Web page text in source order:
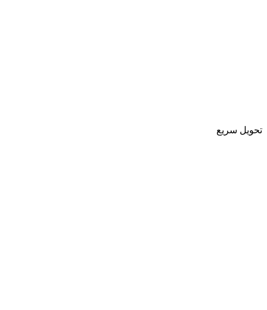
تحویل سریع